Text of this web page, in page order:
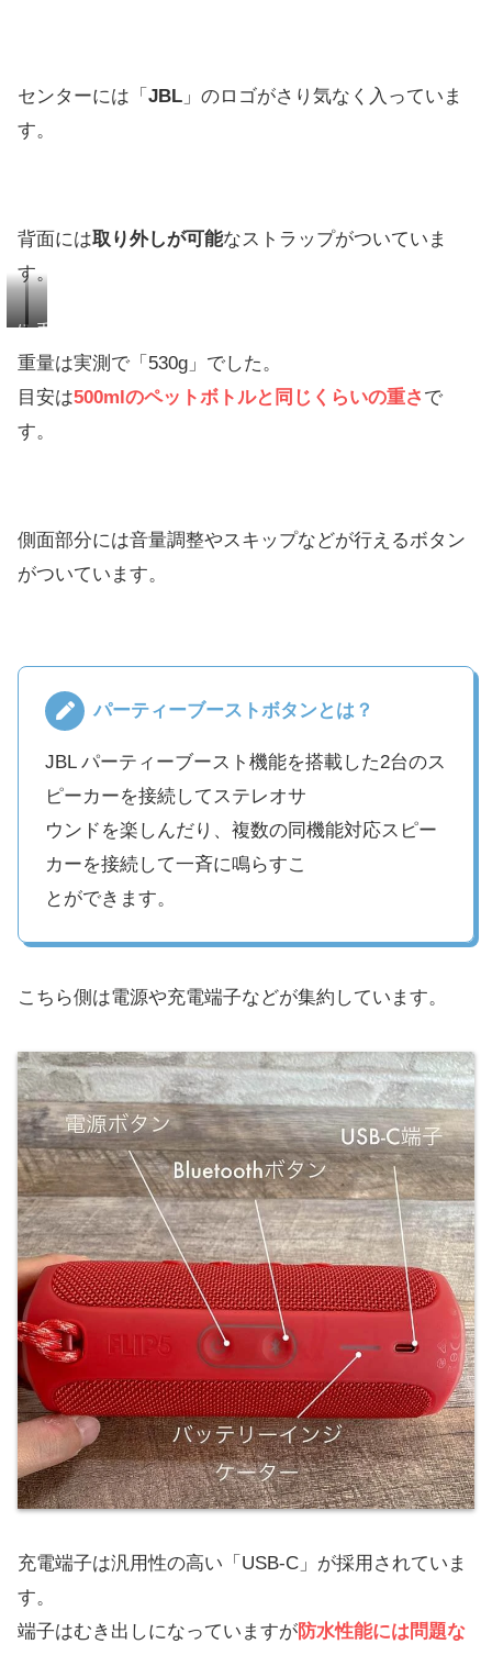
センターには「 JBL 」のロゴがさり気なく入っていま
す。
背面には取り外しが可能なストラップがついていま
す。
ほ
ど
い
長
ト
ラ
手
首
か
け
下
防
重量は実測で「530g」でした。
目安は500mlのペットボトルと同じくらいの重さ で
す。
側面部分には音量調整やスキップなどが行えるボタン
がついています。
パーティーブーストボタンとは？
JBL パーティーブースト機能を搭載した2台のス
ピーカーを接続してステレオサ
ウンドを楽しんだり、複数の同機能対応スピー
カーを接続して一斉に鳴らすこ
とができます。
こちら側は電源や充電端子などが集約しています。
充電端子は汎用性の高い「USB-C」が採用されていま
す。
端子はむき出しになっていますが防水性能には問題な